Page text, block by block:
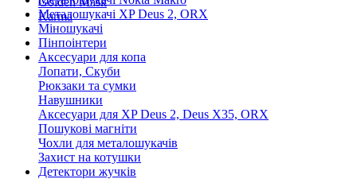
Karma
Металошукачі XP Deus 2, ORX
Міношукачі
Пінпоінтери
Аксесуари для копа
Лопати, Скуби
Рюкзаки та сумки
Навушники
Аксесуари для XP Deus 2, Deus X35, ORX
Пошукові магніти
Чохли для металошукачів
Захист на котушки
Детектори жучків